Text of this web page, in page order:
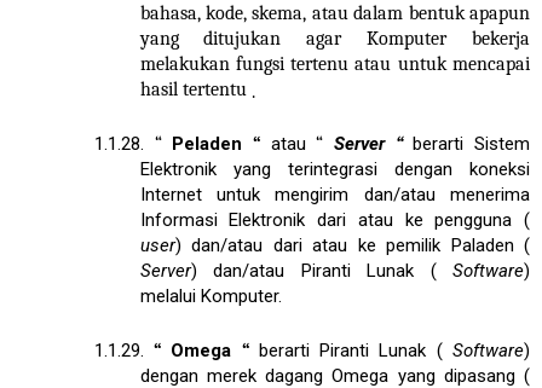
bahasa, kode, skema, atau dalam bentuk apapun
yang ditujukan agar Komputer bekerja
melakukan fungsi tertenu atau untuk mencapai
hasil tertentu .
1.1.28. “ Peladen “ atau“ Server “ berarti Sistem
Elektronik yang terintegrasi dengan koneksi
Internet untuk mengirim dan/atau menerima
Informasi Elektronik dari atau ke pengguna (
user) dan/atau dari atau ke pemilik Paladen (
Server) dan/atau Piranti Lunak ( Software)
melalui Komputer.
1.1.29.“ Omega “ berarti Piranti Lunak (Software)
dengan merek dagang Omega yang dipasang (